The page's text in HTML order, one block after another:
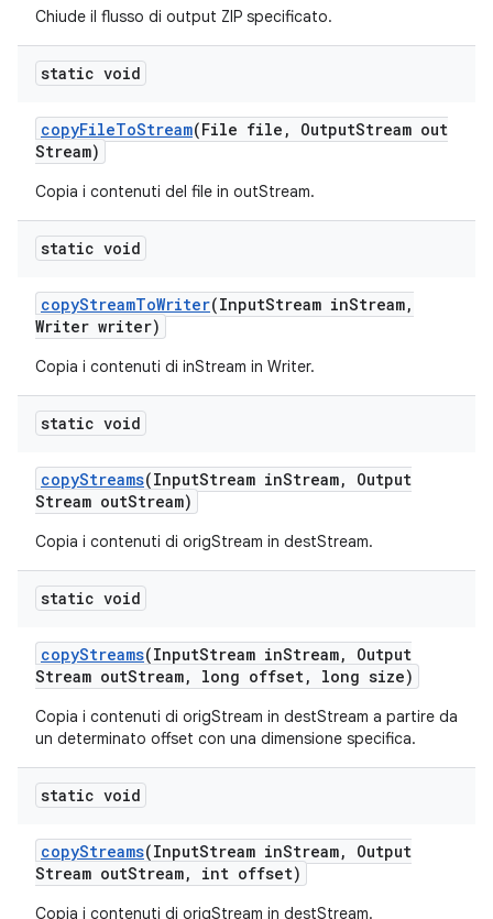
Chiude il flusso di output ZIP specificato.
static void
copyFileToStream(File file , OutputStream out
Stream)
Copia i contenuti del file in outStream.
static void
copyStreamToWriter(InputStream inStream,
Writer writer)
Copia i contenuti di inStream in Writer.
static void
copyStreams(InputStream inStream,
Output
Stream outStream)
Copia i contenuti di origStream in destStream.
static void
copyStreams(InputStream inStream,
Output
Stream outStream, long offset, long size)
Copia i contenuti di origStream in destStream a partire da
un determinato offset con una dimensione specifica.
static void
copyStreams(InputStream inStream,
Output
Stream outStream, int offset)
Copia i contenuti di origStream in destStream.